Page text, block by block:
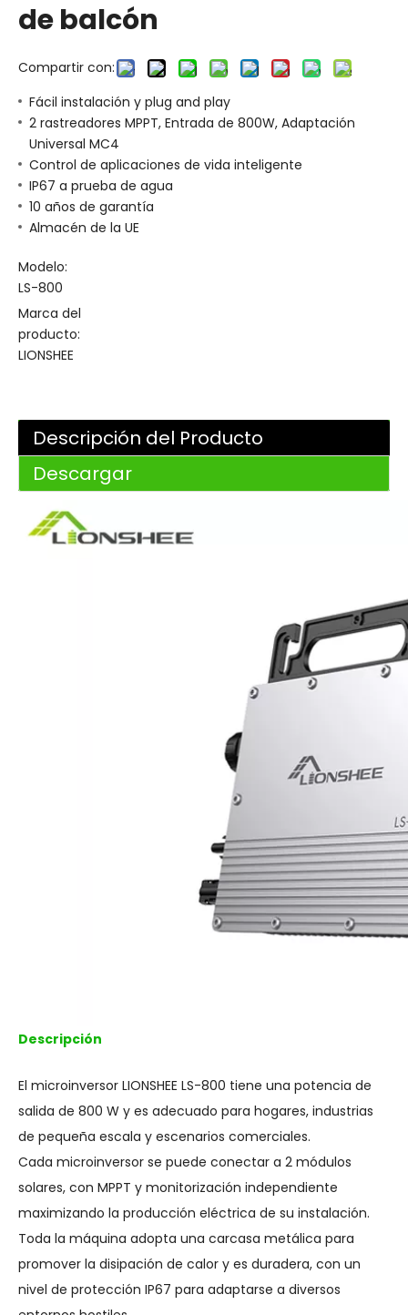
de balcón
Compartir con:
Fácil instalación y plug and play
2 rastreadores MPPT, Entrada de 800W, Adaptación
Universal MC4
Control de aplicaciones de vida inteligente
IP67 a prueba de agua
10 años de garantía
Almacén de la UE
Modelo:
LS-800
Marca del
producto:
LIONSHEE
Descripción del Producto
Descargar
Descripción
El microinversor LIONSHEE LS-800 tiene una potencia de
salida de 800 W y es adecuado para hogares, industrias
de pequeña escala y escenarios comerciales.
Cada microinversor se puede conectar a 2 módulos
solares, con MPPT y monitorización independiente
maximizando la producción eléctrica de su instalación.
Toda la máquina adopta una carcasa metálica para
promover la disipación de calor y es duradera, con un
nivel de protección IP67 para adaptarse a diversos